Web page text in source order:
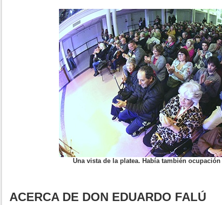
Una vista de la platea. Había también
ACERCA DE DON EDUARDO FALÚ